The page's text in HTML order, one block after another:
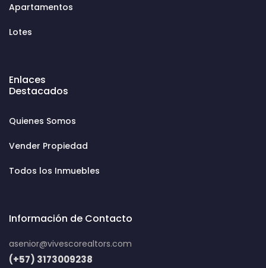
Apartamentos
Lotes
Enlaces
Destacados
Quienes Somos
Vender Propiedad
Todos los Inmuebles
Información de Contacto
asenior@vivescorealtors.com
(+57) 3173009238